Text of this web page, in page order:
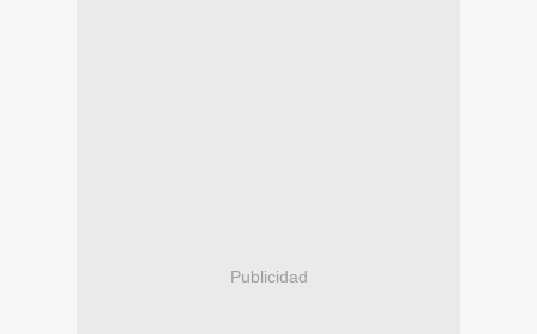
Publicidad